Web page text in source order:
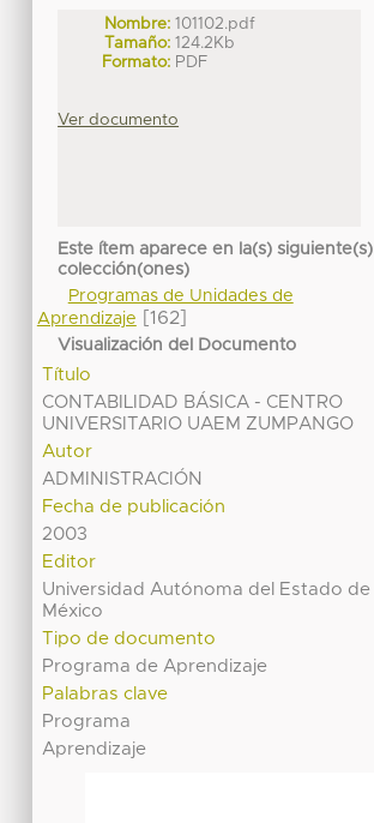
Nombre: 101102.pdf
Tamaño: 124.2Kb
Formato: PDF
Ver documento
Este ítem aparece en la(s) siguiente(s)
colección(ones)
Programas de Unidades de
Aprendizaje
[162]
Visualización del Documento
Título
CONTABILIDAD BÁSICA - CENTRO
UNIVERSITARIO UAEM ZUMPANGO
Autor
ADMINISTRACIÓN
Fecha de publicación
2003
Editor
Universidad Autónoma del Estado de
México
Tipo de documento
Programa de Aprendizaje
Palabras clave
Programa
Aprendizaje